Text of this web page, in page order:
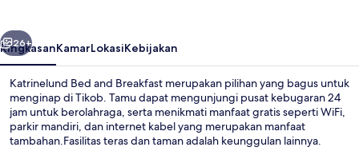
Berikutnya
26+
RingkasanKamarLokasiKebijakan
Katrinelund Bed and Breakfast merupakan pilihan yang bagus untuk
menginap di Tikob. Tamu dapat mengunjungi pusat kebugaran 24
jam untuk berolahraga, serta menikmati manfaat gratis seperti WiFi,
parkir mandiri, dan internet kabel yang merupakan manfaat
tambahan.Fasilitas teras dan taman adalah keunggulan lainnya.